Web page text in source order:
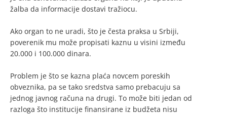
žalba da informacije dostavi tražiocu.
Ako organ to ne uradi, što je česta praksa u Srbiji,
poverenik mu može propisati kaznu u visini između
20.000 i 100.000 dinara.
Problem je što se kazna plaća novcem poreskih
obveznika, pa se tako sredstva samo prebacuju sa
jednog javnog računa na drugi. To može biti jedan od
razloga što institucije finansirane iz budžeta nisu